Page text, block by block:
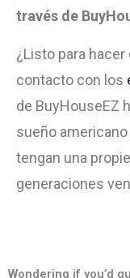
través de
¿Listo para
contacto con los
de BuyHouseEZ
sueño
tengan una
generaciones
Wondering if you’d